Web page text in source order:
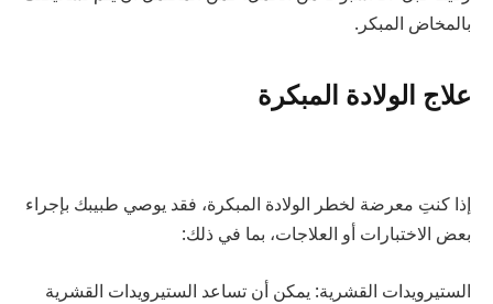
بالمخاض المبكر.
علاج الولادة المبكرة
إذا كنتِ معرضة لخطر الولادة المبكرة، فقد يوصي طبيبك بإجراء
بعض الاختبارات أو العلاجات، بما في ذلك:
الستيرويدات القشرية: يمكن أن تساعد الستيرويدات القشرية